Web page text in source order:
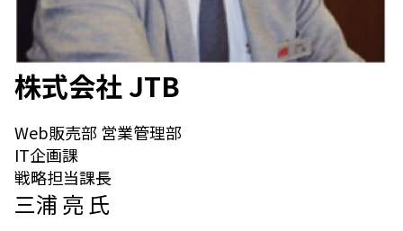
株式会社 JTB
Web販売部 営業管理部
IT企画課
戦略担当課長
三浦 亮 氏